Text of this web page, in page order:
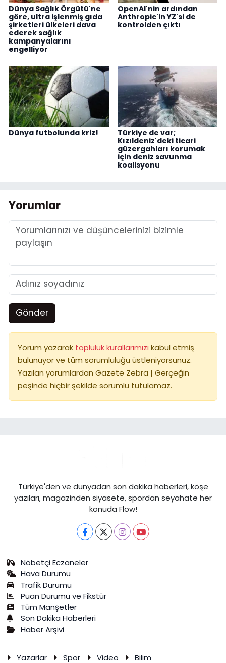
Dünya Sağlık Örgütü'ne
göre, ultra işlenmiş gıda
şirketleri ülkeleri dava
ederek sağlık
kampanyalarını
engelliyor
OpenAI'nin ardından
Anthropic'in YZ'si de
kontrolden çıktı
Dünya futbolunda kriz!
Türkiye de var;
Kızıldeniz'deki ticari
güzergahları korumak
için deniz savunma
koalisyonu
Yorumlar
Gönder
Yorum yazarak topluluk kurallarımızı kabul etmiş
bulunuyor ve tüm sorumluluğu üstleniyorsunuz.
Yazılan yorumlardan Gazete Zebra | Gerçeğin
peşinde hiçbir şekilde sorumlu tutulamaz.
Türkiye'den ve dünyadan son dakika haberleri, köşe
yazıları, magazinden siyasete, spordan seyahate her
konuda Flow!
Nöbetçi Eczaneler
Hava Durumu
Trafik Durumu
Puan Durumu ve Fikstür
Tüm Manşetler
Son Dakika Haberleri
Haber Arşivi
Yazarlar Spor Video Bilim